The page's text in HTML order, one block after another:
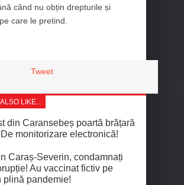
când nu obțin drepturile și
care le pretind.
Tweet
LIKE...
din Caransebeș poartă brățară
monitorizare electronică!
Caraș-Severin, condamnați
Au vaccinat fictiv pe
plină pandemie!